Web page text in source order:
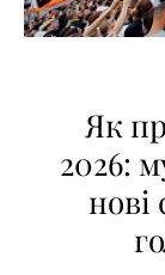
Як
2026:
нові